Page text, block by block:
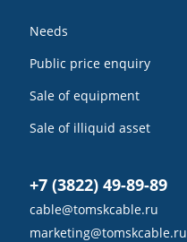
Needs
Public price enquiry
Sale of equipment
Sale of illiquid asset
+7 (3822) 49-89-89
cable@tomskcable.ru
marketing@tomskcable.ru